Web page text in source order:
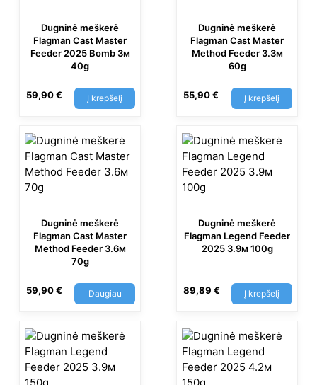
Dugninė meškerė
Flagman Cast Master
Feeder 2025 Bomb 3м
40g
59,90€ Į krepšelį
Dugninė meškerė
Flagman Cast Master
Method Feeder 3.3м
60g
55,90€ Į krepšelį
Dugninė meškerė
Flagman Cast Master
Method Feeder 3.6м
70g
59,90€ Daugiau
Dugninė meškerė
Flagman Legend Feeder
2025 3.9м 100g
89,89 € Į krepšelį